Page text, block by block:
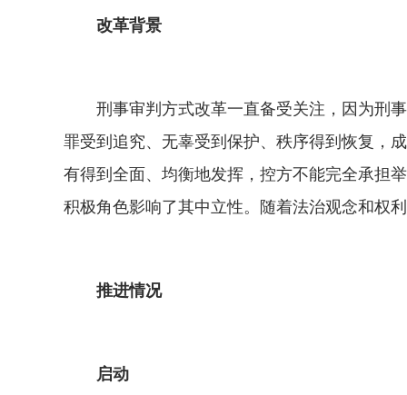
改革背景
刑事审判方式改革一直备受关注，因为刑事
罪受到追究、无辜受到保护、秩序得到恢复，
有得到全面、均衡地发挥，控方不能完全承担
积极角色影响了其中立性。随着法治观念和权
推进情况
启动